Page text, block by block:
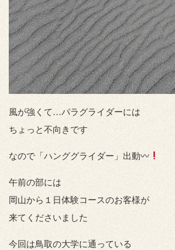
風が強くて…パラグライダーには
ちょっと不向きです
なので「ハンググライダー」出動〰
午前の部には
岡山から１日体験コースのお客様が
来てくださいました
今回は鳥取の大学に通っている